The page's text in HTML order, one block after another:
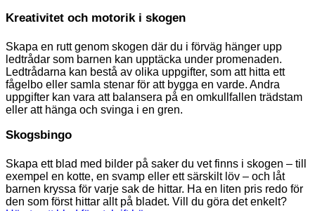
Kreativitet och motorik i skogen
Skapa en rutt genom skogen där du i förväg hänger upp
ledtrådar som barnen kan upptäcka under promenaden.
Ledtrådarna kan bestå av olika uppgifter, som att hitta ett
fågelbo eller samla stenar för att bygga en varde. Andra
uppgifter kan vara att balansera på en omkullfallen trädstam
eller att hänga och svinga i en gren.
Skogsbingo
Skapa ett blad med bilder på saker du vet finns i skogen – till
exempel en kotte, en svamp eller ett särskilt löv – och låt
barnen kryssa för varje sak de hittar. Ha en liten pris redo för
den som först hittar allt på bladet. Vill du göra det enkelt?